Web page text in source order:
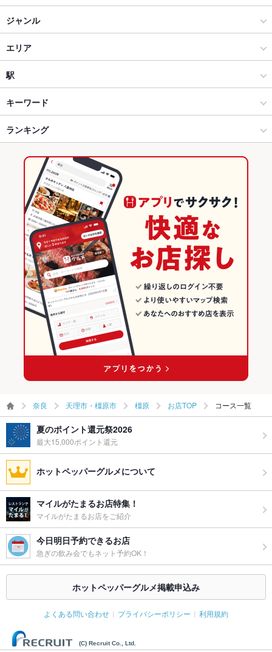
カプリチョーザ
ジャンル
イタリアン・フレンチ
イタリアン
天理市・橿原市 × イタリアン・フレンチ
天理市・橿原市 × イタリアン
金橋駅 × イタリアン・フレンチ
金橋駅 × イタリアン
洋食全般
天理市・橿原市 × 洋食
天理市・橿原市 × 洋食全般
金橋駅 × 洋食
金橋駅 × 洋食全般
エリア
橿原
橿原 × イタリアン・フレンチ
橿原 × イタリアン
橿原 × 洋食
橿原 × 洋食全般
奈良 × イタリアン・フレンチ
奈良 × イタリアン
奈良 × 洋食
奈良 × 洋食全般
駅
浮孔駅
金橋駅
高田駅
キーワード
エビ料理 グラタン
ボロネーゼ ペスカトーレ ピザ
アヒージョ 生ハム チーズケーキ
ランキング
奈良のグルメランキング
奈良のイタリアン・フレンチランキング
奈良のイタリアンランキング
天理市・橿原市のグルメランキング
天理市・橿原市のイタリアン・フレンチランキング
天理市・橿原市のイタリアンランキング
橿原のグルメランキング
橿原のイタリアン・フレンチランキング
橿原のイタリアンランキング
奈良 天理市・橿原市 橿原 お店TOP コース一覧
夏のポイント還元祭2026
最大15,000ポイント還元
ホットペッパーグルメについて
マイルがたまるお店特集！
マイルがたまるお店をご紹介
今日明日予約できるお店
急ぎの飲み会でもネット予約OK！
ホットペッパーグルメ掲載申込み
よくある問い合わせ プライバシーポリシー 利用規約
(C) Recruit Co., Ltd.